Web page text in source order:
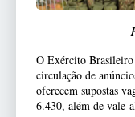
O Exército
circulação de
oferecem supostas
6.430, além de vale-